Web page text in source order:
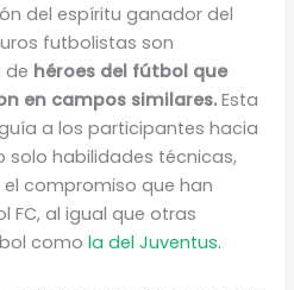
del espíritu ganador del
futbolistas son
de héroes del fútbol que
en campos similares.Esta
a los participantes hacia
solo habilidades técnicas,
compromiso que han
FC, al igual que otras
comola del Juventus.